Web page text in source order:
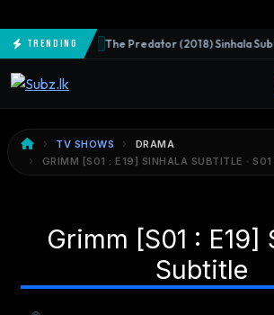
TrendingNEW The Predator (2018) Sinhala
TV SHOWS
DRAMA
GRIMM [S01 : E19] SINHALA SUBTITLE · S01
Grimm [S01 : E19]
Subtitle